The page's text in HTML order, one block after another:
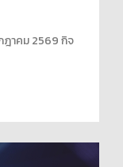
ฎาคม 2569 กิจ